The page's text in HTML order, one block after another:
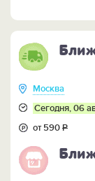
-набор из 4-х
-набор из 4-
>>
Москва
Сегодня, 06
от 590Р